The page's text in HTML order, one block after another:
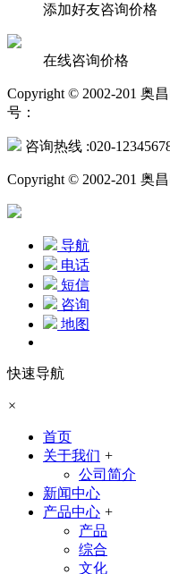
添加好友咨询价格
在线咨询价格
Copyright © 2002-201
号：
咨询热线 :020-
Copyright © 2002-201 奥
导航
电话
短信
咨询
地图
快速导航
×
首页
关于我们 +
公司简介
新闻中心
产品中心 +
产品
综合
文化